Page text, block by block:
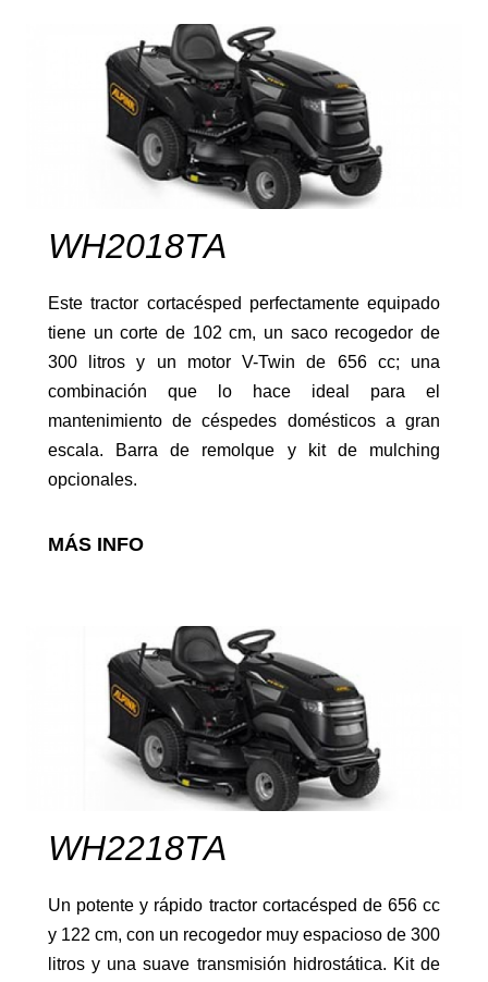
Grillo: maquinaria profesional
Cortacésped
Herramientas de batería
Tractores Cortacésped
WH2018TA
Este tractor cortacésped perfectamente equipado
tiene un corte de 102 cm, un saco recogedor de
300 litros y un motor V-Twin de 656 cc; una
combinación que lo hace ideal para el
mantenimiento de céspedes domésticos a gran
escala. Barra de remolque y kit de mulching
opcionales.
MÁS INFO
WH2218TA
Un potente y rápido tractor cortacésped de 656 cc
y 122 cm, con un recogedor muy espacioso de 300
litros y una suave transmisión hidrostática. Kit de